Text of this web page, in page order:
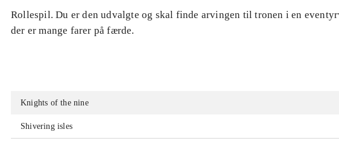
Rollespil. Du er den udvalgte og skal finde arvingen til tronen i en
der er mange farer på færde.
Knights of the nine
Shivering isles